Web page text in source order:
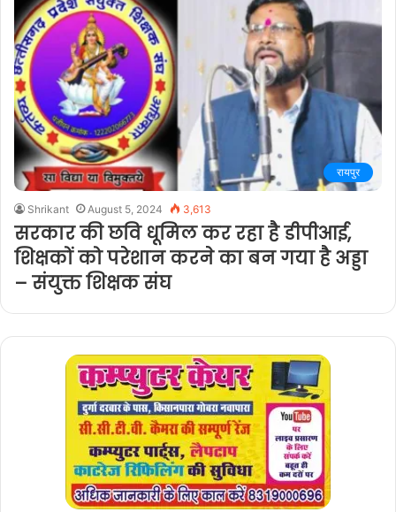
रायपुर
Shrikant August 5, 2024 3,613
सरकार की छवि धूमिल कर रहा है डीपीआई,
शिक्षकों को परेशान करने का बन गया है अड्डा
– संयुक्त शिक्षक संघ